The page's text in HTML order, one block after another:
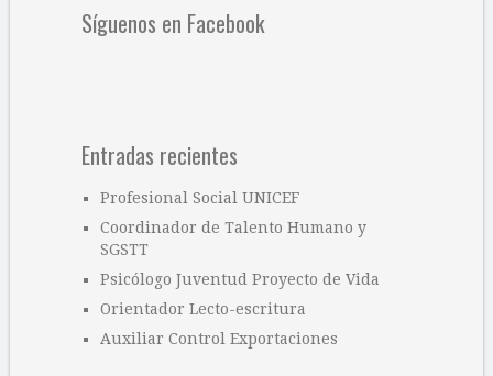
Síguenos en Facebook
Entradas recientes
Profesional Social UNICEF
Coordinador de Talento Humano y
SGSTT
Psicólogo Juventud Proyecto de Vida
Orientador Lecto-escritura
Auxiliar Control Exportaciones